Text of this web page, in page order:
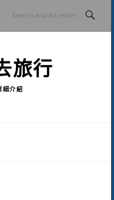
旅行
細介紹